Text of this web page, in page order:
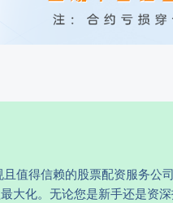
值得信赖的股票配资服务
大化。无论您是新手还是资